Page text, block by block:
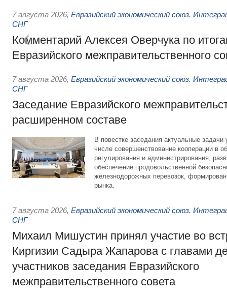
7 августа 2026, Евразийский экономический союз.
СНГ
Комментарий Алексея Оверчука по
Евразийского межправительственного
7 августа 2026, Евразийский экономический союз.
СНГ
Заседание Евразийского
расширенном составе
В повестке заседания актуальные задачи
числе совершенствование кооперации в
регулирования и администрирования,
обеспечение продовольственной
железнодорожных перевозок,
рынка.
7 августа 2026, Евразийский экономический союз.
СНГ
Михаил Мишустин принял участие во
Киргизии Садыра Жапарова с главами
участников заседания Евразийского
межправительственного совета